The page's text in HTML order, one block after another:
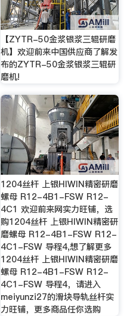
【ZYTR-50金浆银浆三辊研磨
机】欢迎前来中国供应商了解发
布的ZYTR-50金浆银浆三辊研
磨机!
1204丝杆 上银HIWIN精密研磨
螺母 R12-4B1-FSW R12-
4C1 欢迎前来网实力旺铺，选
购1204丝杆 上银HIWIN精密研
磨螺母 R12-4B1-FSW R12-
4C1-FSW 导程4,想了解更多
1204丝杆 上银HIWIN精密研磨
螺母 R12-4B1-FSW R12-
4C1-FSW 导程4，请进入
meiyunzi27的滑块导轨丝杆实
力旺铺，更多商品任你选购